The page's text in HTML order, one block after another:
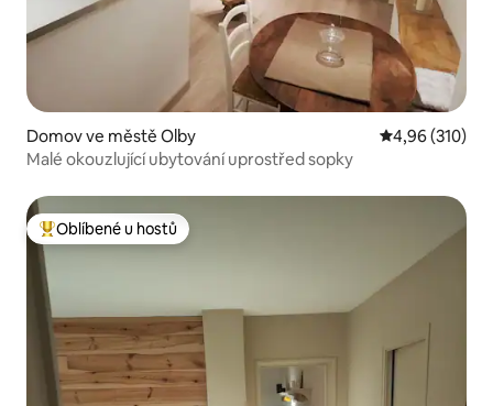
Domov ve městě Olby Průměrné
4,96 (310)
Malé okouzlující ubytování uprostřed sopky
Nejlepší v kategorii Oblíbené u hostů
Oblíbené u hostů